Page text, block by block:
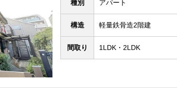
種別 アパート
構造 軽量鉄骨造2階建
間取り 1LDK・2LDK